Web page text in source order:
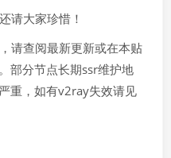
请大家珍惜！
请查阅最新更新或在本贴
部分节点长期ssr维护地
重，如有v2ray失效请见